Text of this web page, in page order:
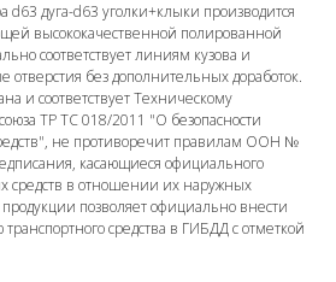
дуга-d63 уголки+клыки производится
высококачественной полированной
соответствует линиям кузова и
отверстия без дополнительных доработок.
и соответствует Техническому
ТР ТС 018/2011 "О безопасности
не противоречит правилам ООН №
касающиеся официального
средств в отношении их наружных
позволяет официально внести
средства в ГИБДД с отметкой